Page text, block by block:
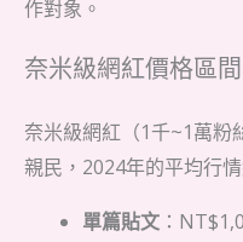
作對象。
奈米級網紅價格區
奈米級網紅（1千~1萬粉
親民，2024年的平均行
單篇貼文 ：